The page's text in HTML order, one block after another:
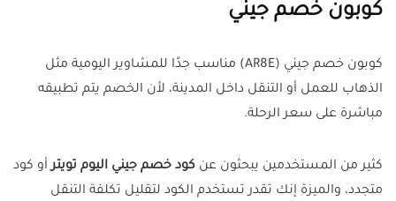
كوبون خصم جيني
كوبون خصم جيني (AR8E) مناسب جدًا للمشاوير اليومية مثل
الذهاب للعمل أو التنقل داخل المدينة، لأن الخصم يتم تطبيقه
مباشرة على سعر الرحلة.
كثير من المستخدمين يبحثون عن كود خصم جيني اليوم تويترأو كود
متجدد، والميزة إنك تقدر تستخدم الكود لتقليل تكلفة التنقل